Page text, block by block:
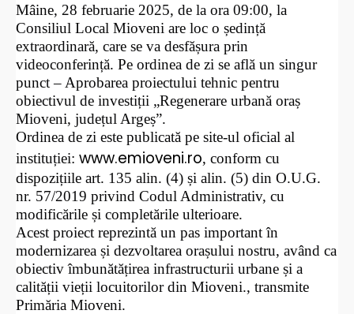
Mâine, 28 februarie 2025, de la ora 09:00, la
Consiliul Local Mioveni are loc o ședință
extraordinară, care se va desfășura prin
videoconferință. Pe ordinea de zi se află un singur
punct – Aprobarea proiectului tehnic pentru
obiectivul de investiții „Regenerare urbană oraș
Mioveni, județul Argeș”.
Ordinea de zi este publicată pe site-ul oficial al
instituției: www.emioveni.ro, conform cu
dispozițiile art. 135 alin. (4) și alin. (5) din O.U.G.
nr. 57/2019 privind Codul Administrativ, cu
modificările și completările ulterioare.
Acest proiect reprezintă un pas important în
modernizarea și dezvoltarea orașului nostru, având ca
obiectiv îmbunătățirea infrastructurii urbane și a
calității vieții locuitorilor din Mioveni., transmite
Primăria Mioveni.